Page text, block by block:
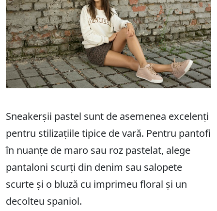
Sneakerșii pastel sunt de asemenea excelenți
pentru stilizațiile tipice de vară. Pentru pantofi
în nuanțe de maro sau roz pastelat, alege
pantaloni scurți din denim sau salopete
scurte și o bluză cu imprimeu floral și un
decolteu spaniol.